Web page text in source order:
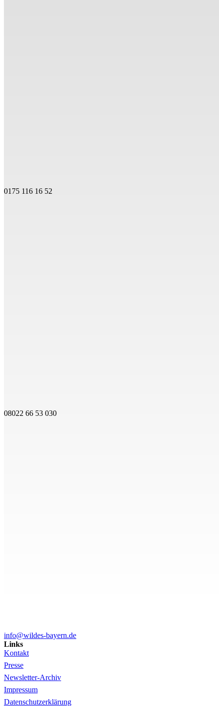
0175 116 16 52
08022 66 53 030
info@wildes-bayern.de
Links
Kontakt
Presse
Newsletter-Archiv
Impressum
Datenschutzerklärung